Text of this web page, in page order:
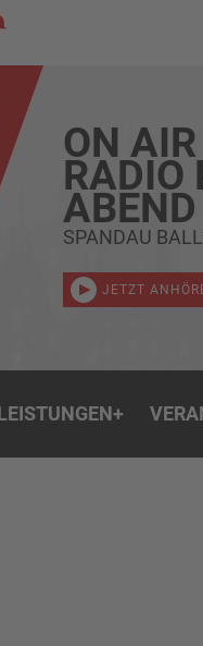
ON AIR
RADIO
ABEND
SPANDAU
JETZT
+